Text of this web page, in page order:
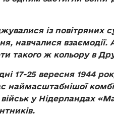
із повітряних
навчалися
такого ж кольору в
17-25 вересня 1944
наймасштабнішої
у Нідерландах